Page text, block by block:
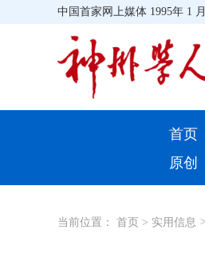
留学
中国首家网上媒体 1995年 1
首页
原创
当前位置： 首页 > 实用信息 >